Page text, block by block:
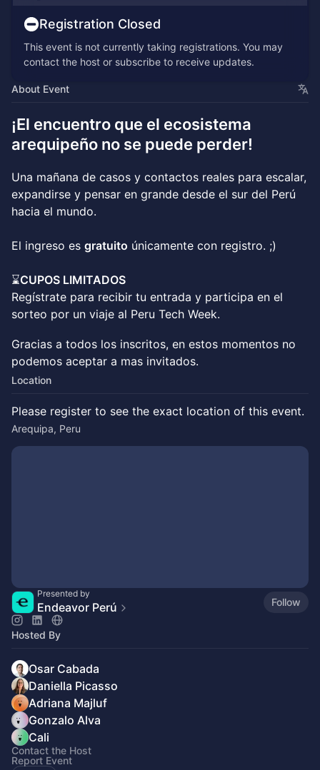
Registration Closed
This event is not currently taking registrations. You may
contact the host or subscribe to receive updates.
About Event
¡El encuentro que el ecosistema
arequipeño no se puede perder!
Una mañana de casos y contactos reales para escalar,
expandirse y pensar en grande desde el sur del Perú
hacia el mundo.
El ingreso es gratuito únicamente con registro. ;)
⌛CUPOS LIMITADOS
Regístrate para recibir tu entrada y participa en el
sorteo por un viaje al Peru Tech Week.
Gracias a todos los inscritos, en estos momentos no
podemos aceptar a mas invitados.
Location
Please register to see the exact location of this event.
Arequipa, Peru
Presented by
Endeavor Perú Follow
Hosted By
Osar Cabada
Daniella Picasso
Adriana Majluf
Gonzalo Alva
Cali
Contact the Host
Report Event